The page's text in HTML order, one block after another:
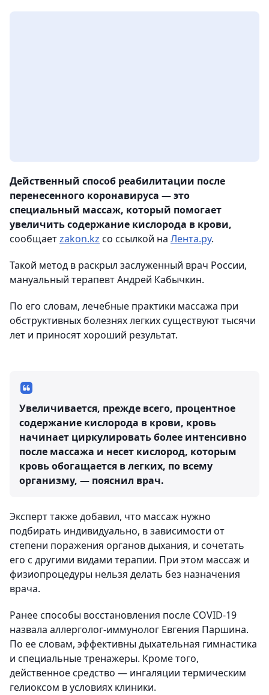
Действенный способ реабилитации после
перенесенного коронавируса — это
специальный массаж, который помогает
увеличить содержание кислорода в крови,
сообщаетzakon.kz со ссылкой на Лента.ру.
Такой метод в раскрыл заслуженный врач России,
мануальный терапевт Андрей Кабычкин.
По его словам, лечебные практики массажа при
обструктивных болезнях легких существуют тысячи
лет и приносят хороший результат.
Увеличивается, прежде всего, процентное
содержание кислорода в крови, кровь
начинает циркулировать более интенсивно
после массажа и несет кислород, которым
кровь обогащается в легких, по всему
организму, — пояснил врач.
Эксперт также добавил, что массаж нужно
подбирать индивидуально, в зависимости от
степени поражения органов дыхания, и сочетать
его с другими видами терапии. При этом массаж и
физиопроцедуры нельзя делать без назначения
врача.
Ранее способы восстановления после COVID-19
назвала аллерголог-иммунолог Евгения Паршина.
По ее словам, эффективны дыхательная гимнастика
и специальные тренажеры. Кроме того,
действенное средство — ингаляции термическим
гелиоксом в условиях клиники.